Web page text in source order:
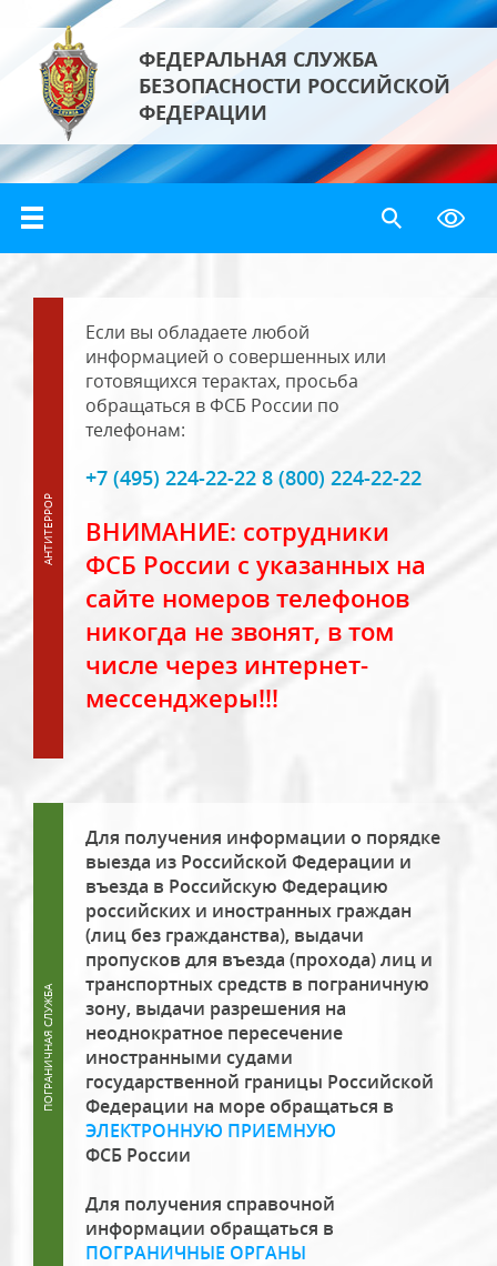
ФЕДЕРАЛЬНАЯ СЛУЖБА
БЕЗОПАСНОСТИ РОССИЙСКОЙ
ФЕДЕРАЦИИ
Если вы обладаете любой
информацией о совершенных или
готовящихся терактах, просьба
обращаться в ФСБ России по
телефонам:
+7 (495) 224-22-22 8 (800) 224-22-22
ВНИМАНИЕ: сотрудники
ФСБ России с указанных на
сайте номеров телефонов
никогда не звонят, в том
числе через интернет-
мессенджеры!!!
Для получения информации о порядке
выезда из Российской Федерации и
въезда в Российскую Федерацию
российских и иностранных граждан
(лиц без гражданства), выдачи
пропусков для въезда (прохода) лиц и
транспортных средств в пограничную
зону, выдачи разрешения на
неоднократное пересечение
иностранными судами
государственной границы Российской
Федерации на море обращаться в
ЭЛЕКТРОННУЮ ПРИЕМНУЮ
ФСБ России
Для получения справочной
информации обращаться в
ПОГРАНИЧНЫЕ ОРГАНЫ